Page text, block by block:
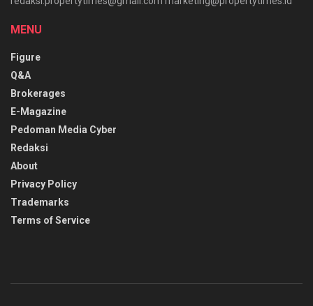
MENU
Figure
Q&A
Brokerages
E-Magazine
Pedoman Media Cyber
Redaksi
About
Privacy Policy
Trademarks
Terms of Service